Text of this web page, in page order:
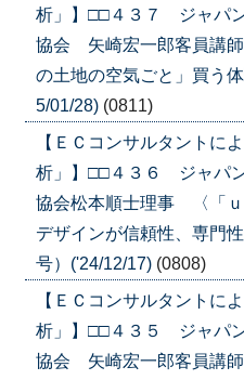
析」】□□４３７ ジャパ
協会 矢崎宏一郎客員講
の土地の空気ごと」買う
5/01/28) (0811)
【ＥＣコンサルタントに
析」】□□４３６ ジャパ
協会松本順士理事 〈「
デザインが信頼性、専門
号）('24/12/17) (0808)
【ＥＣコンサルタントに
析」】□□４３５ ジャパ
協会 矢崎宏一郎客員講